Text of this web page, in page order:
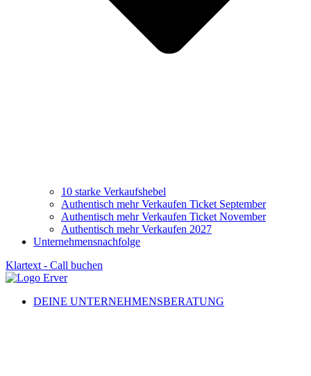
10 starke Verkaufshebel
Authentisch mehr Verkaufen Ticket September
Authentisch mehr Verkaufen Ticket November
Authentisch mehr Verkaufen 2027
Unternehmensnachfolge
Klartext - Call buchen
DEINE UNTERNEHMENSBERATUNG